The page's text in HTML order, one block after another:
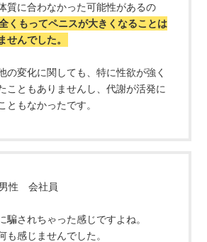
質に合わなかった可能性があるの
くもってペニスが大きくなることは
せんでした。
の変化に関しても、特に性欲が強く
こともありませんし、代謝が活発に
ともなかったです。
性 会社員
騙されちゃった感じですよね。
も感じませんでした。